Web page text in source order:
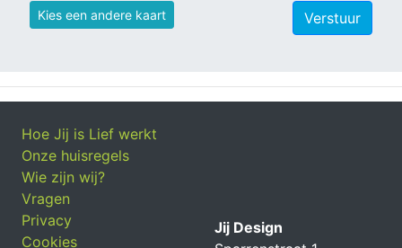
Kies een andere kaart Verstuur
Hoe Jij is Lief werkt
Onze huisregels
Wie zijn wij?
Vragen
Privacy
Cookies
Jij Design